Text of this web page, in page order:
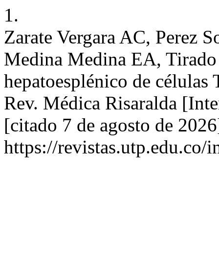
1.
Zarate Vergara AC, Perez
Medina Medina EA,
hepatoesplénico de células
Rev. Médica Risaralda
[citado 7 de agosto de
https://revistas.utp.edu.co/